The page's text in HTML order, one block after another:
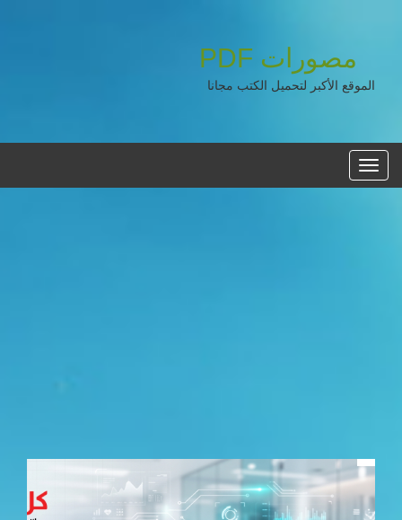
مصورات PDF
الموقع الأكبر لتحميل الكتب مجانا
القائمه
الرئيسية